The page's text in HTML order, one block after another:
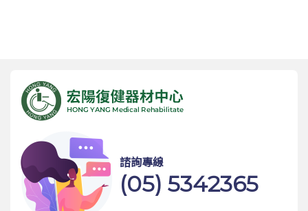
諮詢專線
(05) 5342365